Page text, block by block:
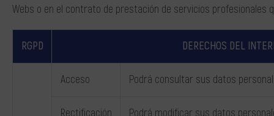
Webs o en el contrato de prestación de servicios profesionales
RGPD DERECHOS DEL
Acceso Podrá consultar sus datos